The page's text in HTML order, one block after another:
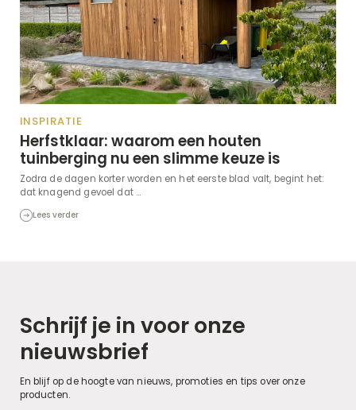
INSPIRATIE
Herfstklaar: waarom een houten
tuinberging nu een slimme keuze is
Zodra de dagen korter worden en het eerste blad valt, begint het:
dat knagend gevoel dat ...
Lees verder
Schrijf je in voor onze
nieuwsbrief
En blijf op de hoogte van nieuws, promoties en tips over onze
producten.